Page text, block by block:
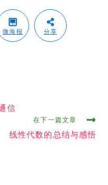
微海报 分享
信
在下一篇文章
线性代数的总结与感悟